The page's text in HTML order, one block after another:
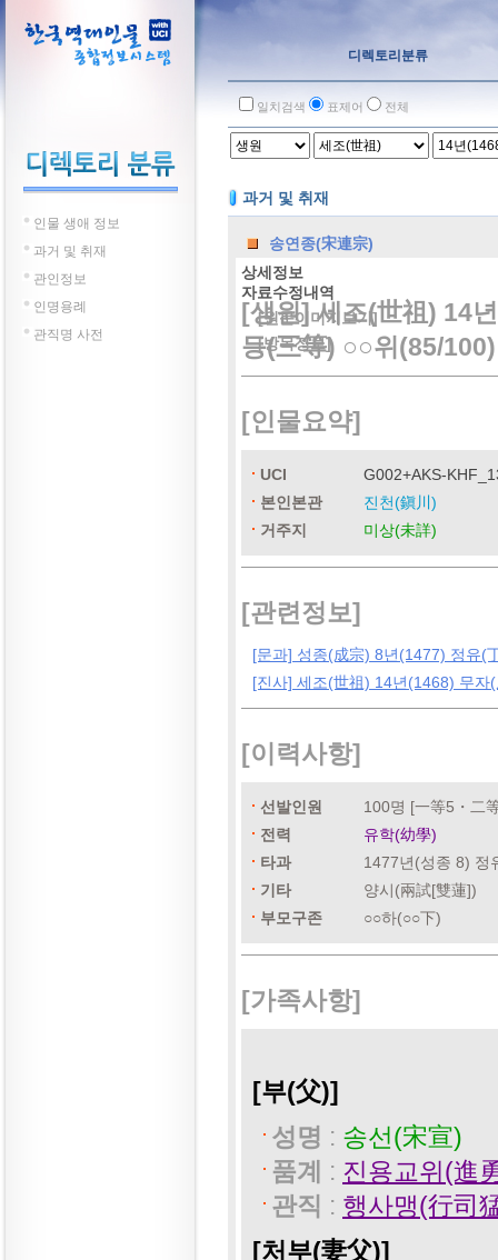
인물 생애 정보
과거 및 취재
관인정보
인명용례
관직명 사전
디렉토리분류
일치검색 표제어 전체
과거 및 취재
송연종(宋連宗)
상세정보
자료수정내역
[원문이미지보기]
[방목정보]
[생원] 세조(世祖) 14
등(三等) ○○위(85/100)
[인물요약]
UCI
G002+AKS-
본인본관
진천(鎭川)
거주지
미상(未詳)
[관련정보]
[문과] 성종(成宗) 8년(1477) 정유(
[진사] 세조(世祖) 14년(1468) 무
[이력사항]
선발인원
100명 [一等5・二
전력
유학(幼學)
타과
1477년(성종 8) 정
기타
양시(兩試[雙蓮])
부모구존
○○하(○○下)
[가족사항]
[부(父)]
성명 : 송선(宋宣)
품계 : 진용교위(進
관직 : 행사맹(行司
[처부(妻父)]